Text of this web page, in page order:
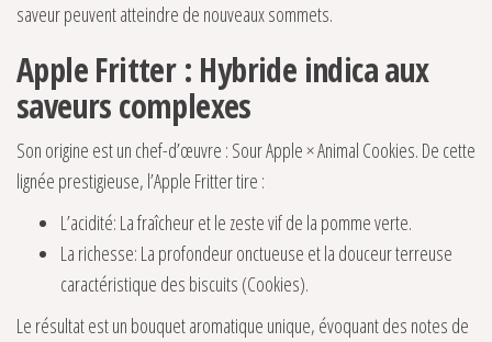
saveur peuvent atteindre de nouveaux sommets.
Apple Fritter : Hybride indica aux
saveurs complexes
Son origine est un chef-d’œuvre : Sour Apple × Animal Cookies. De cette
lignée prestigieuse, l’Apple Fritter tire :
L’acidité: La fraîcheur et le zeste vif de la pomme verte.
La richesse: La profondeur onctueuse et la douceur terreuse
caractéristique des biscuits (Cookies).
Le résultat est un bouquet aromatique unique, évoquant des notes de